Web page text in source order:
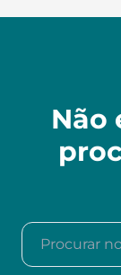
Não
Procurar no